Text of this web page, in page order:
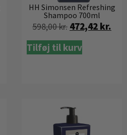
HH Simonsen Refreshing
Shampoo 700ml
598,00kr. 472,42 kr.
Tilføj til kurv